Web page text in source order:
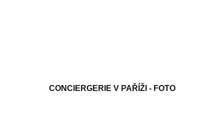
CONCIERGERIE V PAŘÍŽI - FOTO